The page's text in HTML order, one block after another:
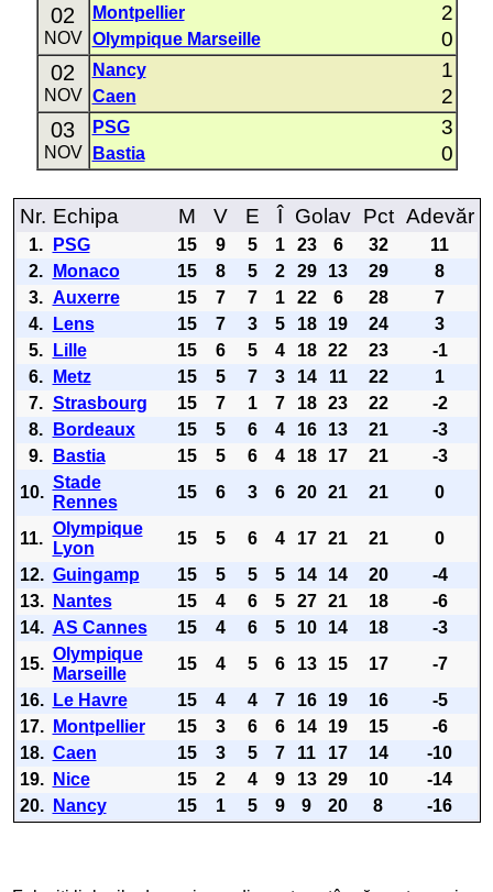
02
NOV
Montpellier 2
Olympique Marseille 0
02
NOV
Nancy 1
Caen 2
03
NOV
PSG 3
Bastia 0
Nr. Echipa M V E Î Golav Pct Adevăr
1. PSG 15 9 5 1 23 6 32
11
2.
Monaco 15 8 5 2 29 13 29
8
3. Auxerre 15 7 7 1 22 6 28
7
4.
Lens 15 7 3 5 18 19 24
3
5.
Lille 15 6 5 4 18 22 23
-1
6.
Metz 15 5 7 3 14 11 22
1
7. Strasbourg 15 7 1 7 18 23 22
-2
8.
Bordeaux 15 5 6 4 16 13 21
-3
9.
Bastia 15 5 6 4 18 17 21
-3
10.
Stade
Rennes
15 6 3 6 20 21 21 0
11.
Olympique
Lyon
15 5 6 4 17 21 21
0
12. Guingamp 15 5 5 5 14 14 20
-4
13.
Nantes 15 4 6 5 27 21 18
-6
14. AS Cannes 15 4 6 5 10 14 18
-3
15.
Olympique
Marseille
15 4 5 6 13 15 17
-7
16.
Le Havre 15 4 4 7 16 19 16
-5
17.
Montpellier 15 3 6 6 14 19 15
-6
18. Caen 15 3 5 7 11 17 14
-10
19.
Nice 15 2 4 9 13 29 10
-14
20.
Nancy 15 1 5 9 9 20 8 -16